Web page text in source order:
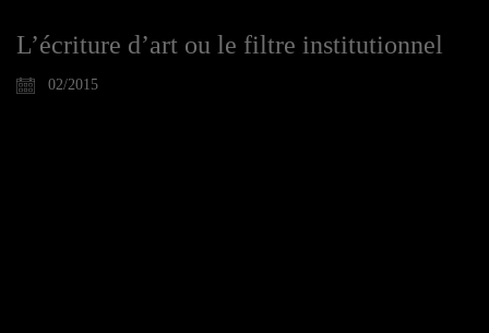
L’écriture d’art ou le filtre institutionnel
02/2015